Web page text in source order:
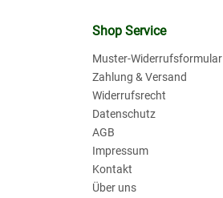
Shop Service
Muster-Widerrufsformular
Zahlung & Versand
Widerrufsrecht
Datenschutz
AGB
Impressum
Kontakt
Über uns